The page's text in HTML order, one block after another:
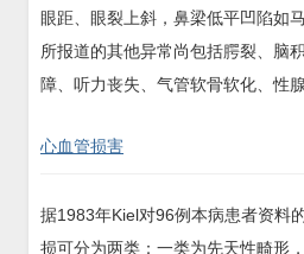
眼距、眼裂上斜，鼻梁低平凹陷如
所报道的其他异常尚包括腭裂、脑
障、听力丧失、气管软骨软化、性
心血管损害
据1983年Kiel对96例本病患者资料
损可分为两类：一类为先天性畸形